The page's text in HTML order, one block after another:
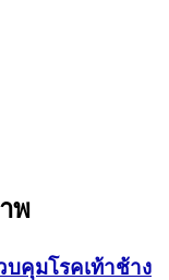
พ
คุมโรคเท้าช้าง